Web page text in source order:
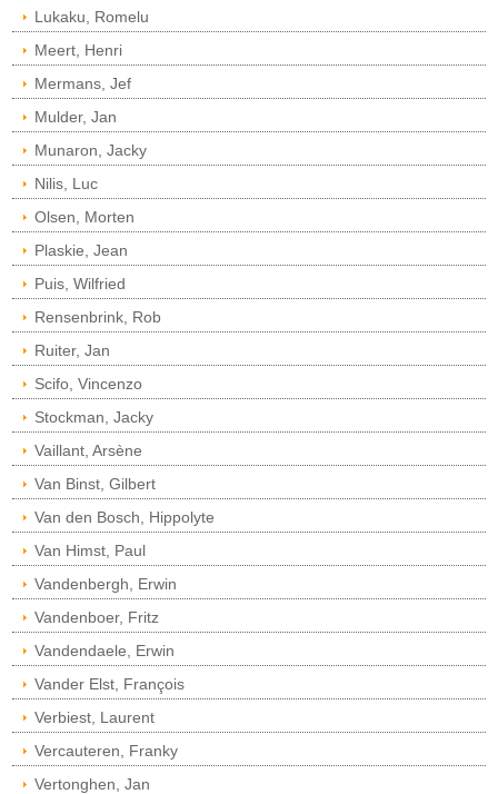
Lukaku, Romelu
Meert, Henri
Mermans, Jef
Mulder, Jan
Munaron, Jacky
Nilis, Luc
Olsen, Morten
Plaskie, Jean
Puis, Wilfried
Rensenbrink, Rob
Ruiter, Jan
Scifo, Vincenzo
Stockman, Jacky
Vaillant, Arsène
Van Binst, Gilbert
Van den Bosch, Hippolyte
Van Himst, Paul
Vandenbergh, Erwin
Vandenboer, Fritz
Vandendaele, Erwin
Vander Elst, François
Verbiest, Laurent
Vercauteren, Franky
Vertonghen, Jan